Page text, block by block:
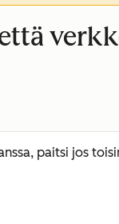
paitsi jos